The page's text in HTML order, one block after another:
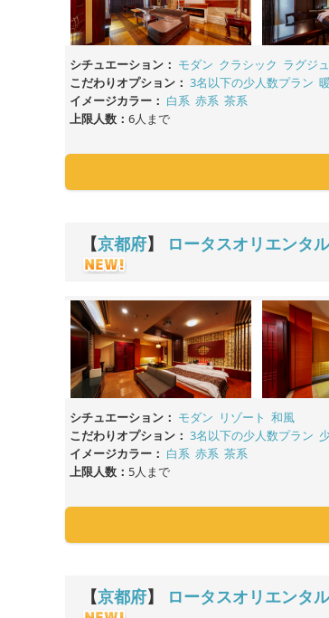
シチュエーション： モダン クラシック ラグジ
こだわりオプション： 3名以下の少人数プラン
イメージカラー： 白系 赤系 茶系
上限人数： 6人まで
【京都府】 ロータスオリエンタ
シチュエーション： モダン リゾート 和風
こだわりオプション： 3名以下の少人数プラン
イメージカラー： 白系 赤系 茶系
上限人数： 5人まで
【京都府】 ロータスオリエンタ